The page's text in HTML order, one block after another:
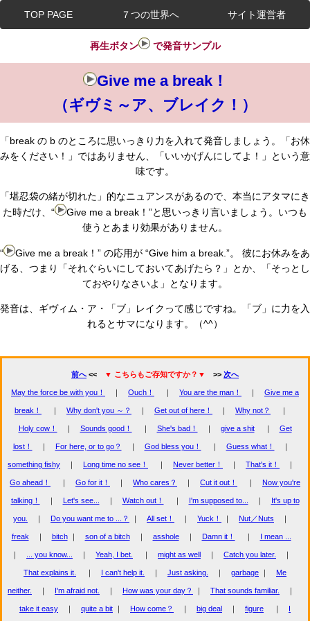
TOP PAGE ７つの世界へ サイト運営者
再生ボタン で発音サンプル
Give me a break！
（ギヴミ～ア、ブレイク！）
「break の b のところに思いっきり力を入れて発音しましょう。「お休
みをください！」ではありません、「いいかげんにしてよ！」という意
味です。
「堪忍袋の緒が切れた」的なニュアンスがあるので、本当にアタマにき
た時だけ、“
Give me a break！”と思いっきり言いましょう。いつも
使うとあまり効果がありません。
“
Give me a break！” の応用が “Give him a break.”。 彼にお休みをあ
げる、つまり「それぐらいにしておいてあげたら？」とか、「そっとし
ておやりなさいよ」となります。
発音は、ギヴィム・ア・「ブ」レイクって感じですね。「ブ」に力を入
れるとサマになります。（^^）
前へ<< ▼ こちらもご存知ですか？▼ >> 次へ
May the force be with you！ ｜ Ouch！ ｜ You are the man！ ｜ Give me a
break！ ｜ Why don't you ～？ ｜ Get out of here！ ｜ Why not？ ｜
Holy cow！ ｜ Sounds good！ ｜ She's bad！ ｜ give a shit｜ Get
lost！ ｜ For here, or to go？ ｜ God bless you！ ｜ Guess what！ ｜
something fishy ｜ Long time no see！ ｜ Never better！ ｜ That's it！ ｜
Go ahead！ ｜ Go for it！ ｜ Who cares？ ｜ Cut it out！ ｜ Now you're
talking！ ｜ Let's see... ｜ Watch out！ ｜ I'm supposed to... ｜ It's up to
you. ｜ Do you want me to ...？ ｜ All set！ ｜ Yuck！ ｜ Nut／Nuts ｜
freak ｜ bitch｜ son of a bitch｜ asshole｜ Damn it！ ｜ I mean ...
｜ ... you know... ｜ Yeah, I bet. ｜ might as well ｜ Catch you later. ｜
That explains it. ｜ I can't help it. ｜ Just asking. ｜ garbage ｜ Me
neither. ｜ I'm afraid not. ｜ How was your day？ ｜ That sounds familiar. ｜
take it easy ｜ quite a bit ｜ How come？ ｜ big deal ｜ figure ｜ I